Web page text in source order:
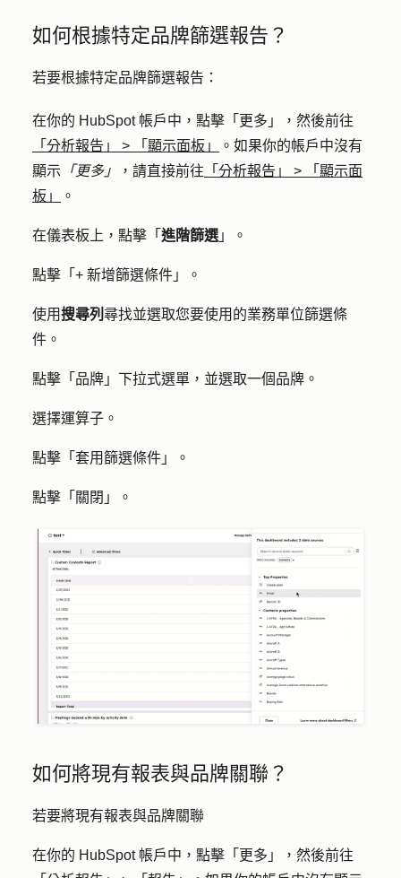
如何根據特定品牌篩選報告？
若要根據特定品牌篩選報告：
在你的 HubSpot 帳戶中，點擊 「更多」
，然後前往
「分析報告」
> 「顯示面板」
。如果你的帳戶中沒有
顯示 「更多」 ，請直接前往 「分析報告」 >
「顯示面
板」
。
在儀表板上，點擊「 進階篩選 」。
點擊 「+ 新增篩選條件 」。
使用搜尋列 尋找並選取您要使用的業務單位篩選條
件。
點擊「 品牌 」下拉式選單，並選取一個品牌 。
選擇運算子 。
點擊「 套用篩選條件 」。
點擊「 關閉 」。
如何將現有報表與品牌關聯？
若要將現有報表與品牌關聯
在你的 HubSpot 帳戶中，點擊 「更多」
，然後前往